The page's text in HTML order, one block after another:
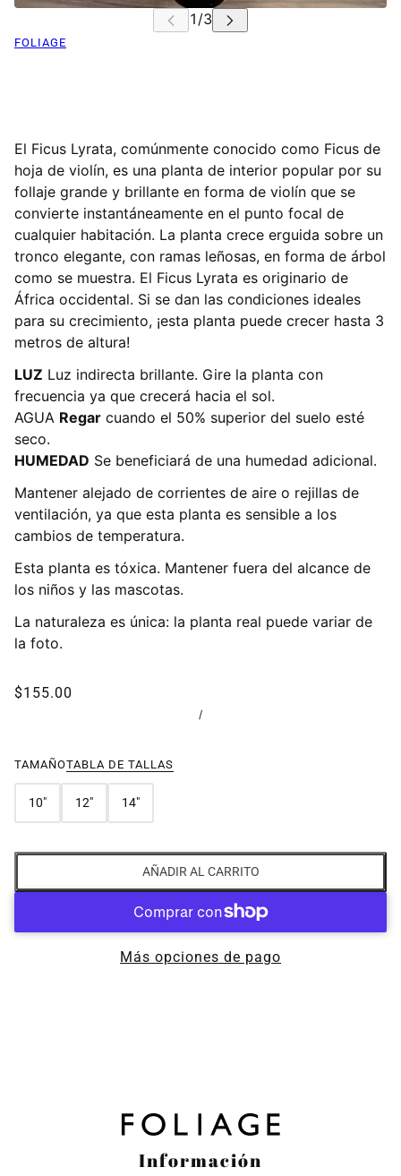
FOLIAGE
El Ficus Lyrata, comúnmente conocido como Ficus de
hoja de violín, es una planta de interior popular por su
follaje grande y brillante en forma de violín que se
convierte instantáneamente en el punto focal de
cualquier habitación. La planta crece erguida sobre un
tronco elegante, con ramas leñosas, en forma de árbol
como se muestra. El Ficus Lyrata es originario de
África occidental. Si se dan las condiciones ideales
para su crecimiento, ¡esta planta puede crecer hasta 3
metros de altura!
LUZ Luz indirecta brillante. Gire la planta con
frecuencia ya que crecerá hacia el sol.
AGUA Regar cuando el 50% superior del suelo esté
seco.
HUMEDAD Se beneficiará de una humedad adicional.
Mantener alejado de corrientes de aire o rejillas de
ventilación, ya que esta planta es sensible a los
cambios de temperatura.
Esta planta es tóxica. Mantener fuera del alcance de
los niños y las mascotas.
La naturaleza es única: la planta real puede variar de
la foto.
$155.00
/
TAMAÑOTABLA DE TALLAS
10" 12" 14"
AÑADIR AL CARRITO
Más opciones de pago
Información